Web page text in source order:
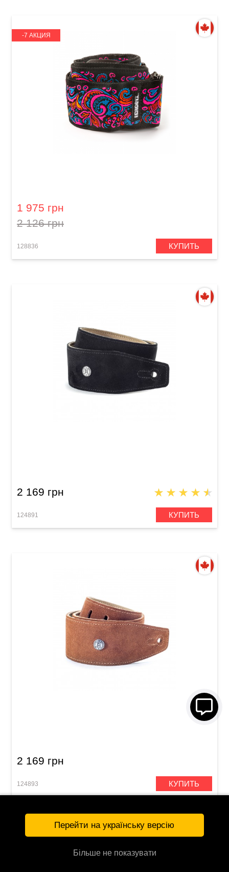
-7 АКЦИЯ
1 975 грн
2 126 грн
128836 КУПИТЬ
2 169 грн
124891 КУПИТЬ
Ремень гитарный Dunlop BMF-S03 2.5" Oak
2 169 грн
124893 КУПИТЬ
Перейти на українську версію
Більше не показувати